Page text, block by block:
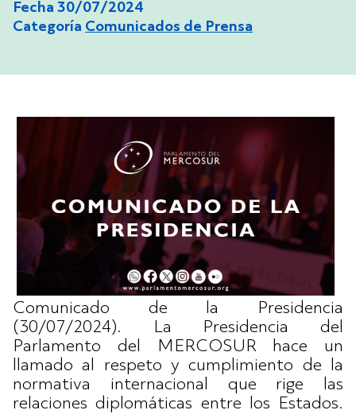
Fecha 30/07/2024
Categoría Comunicados de Prensa
Comunicado de la Presidencia
(30/07/2024). La Presidencia del
Parlamento del MERCOSUR hace un
llamado al respeto y cumplimiento de la
normativa internacional que rige las
relaciones diplomáticas entre los Estados.